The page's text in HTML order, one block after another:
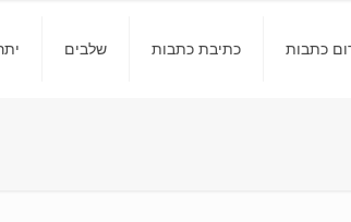
כתבות כתיבת כתבות שלבים